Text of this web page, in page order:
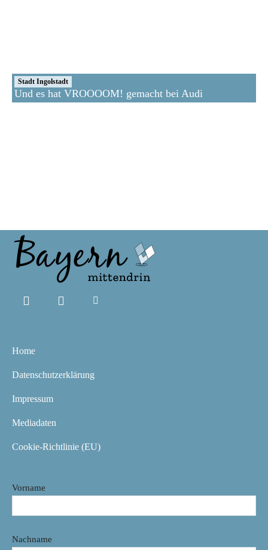
Stadt Ingolstadt
Und es hat VROOOOM! gemacht bei Audi
Home
Datenschutzerklärung
Impressum
Mediadaten
Cookie-Richtlinie (EU)
Vorname
Nachname